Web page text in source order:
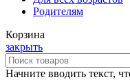
Родителям
Корзина
закрыть
Начните вводить текст,